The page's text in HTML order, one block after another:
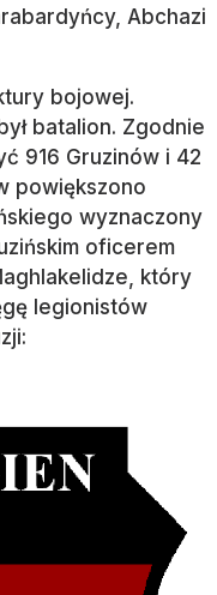
Abchazi
bojowej.
batalion. Zgodnie
916 Gruzinów i 42
powiększono
wyznaczony
oficerem
który
legionistów